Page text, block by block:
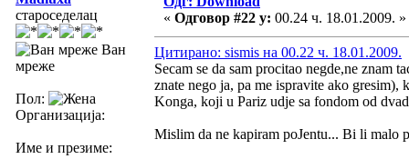
староседелац
Ван
мреже
Пол:
Организација:
Име и презиме:
« Одговор #22 у: 00.24 ч. 18.01.2009. »
Цитирано: sismis на 00.22 ч. 18.01.2009.
Secam se da sam procitao negde,ne znam
znate nego ja, pa me ispravite ako
Konga, koji u Pariz udje sa fondom od
Mislim da ne kapiram poJentu... Bi li malo